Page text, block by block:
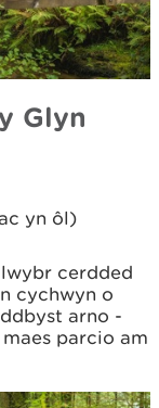
Glyn
yn ôl)
cerdded
cychwyn o
arno -
parcio am